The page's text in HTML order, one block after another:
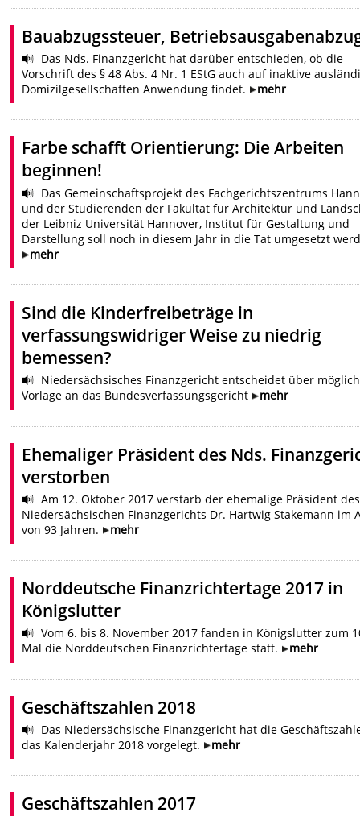
Bauabzugssteuer,
Das Nds. Finanzgericht hat darüber entschieden, ob die
Vorschrift des § 48 Abs. 4 Nr. 1 EStG auch auf inaktive
Domizilgesellschaften Anwendung findet.
mehr
Farbe schafft Orientierung: Die Arbeiten
beginnen!
Das Gemeinschaftsprojekt des Fachgerichtszentrums
und der Studierenden der Fakultät für Architektur und
der Leibniz Universität Hannover, Institut für Gestaltung und
Darstellung soll noch in diesem Jahr in die Tat umgesetzt
mehr
Sind die Kinderfreibeträge in
verfassungswidriger Weise zu niedrig
bemessen?
Niedersächsisches Finanzgericht entscheidet über
Vorlage an das Bundesverfassungsgericht
mehr
Ehemaliger Präsident des Nds.
verstorben
Am 12. Oktober 2017 verstarb der ehemalige Präsident des
Niedersächsischen Finanzgerichts Dr. Hartwig Stakemann im
von 93 Jahren.
mehr
Norddeutsche Finanzrichtertage 2017 in
Königslutter
Vom 6. bis 8. November 2017 fanden in Königslutter zum
Mal die Norddeutschen Finanzrichtertage statt.
mehr
Geschäftszahlen 2018
Das Niedersächsische Finanzgericht hat die
das Kalenderjahr 2018 vorgelegt.
mehr
Geschäftszahlen 2017